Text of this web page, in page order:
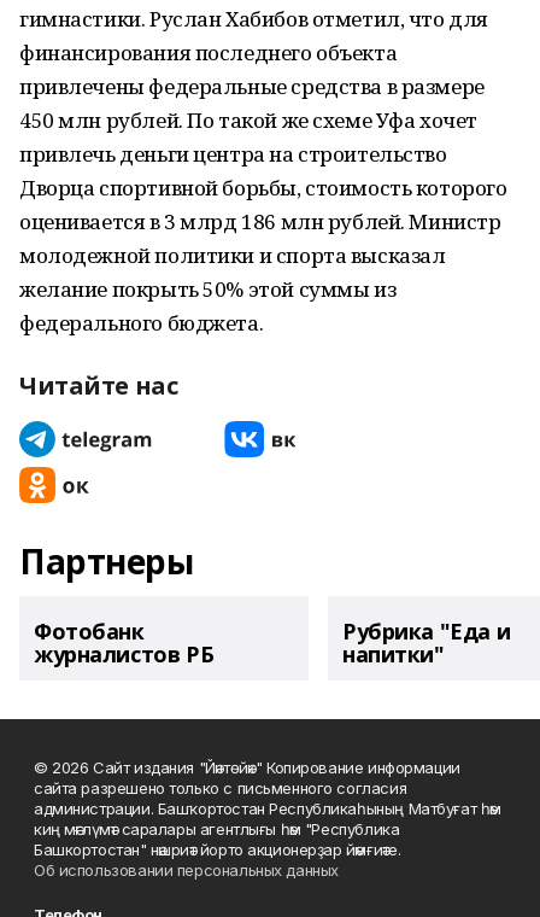
гимнастики. Руслан Хабибов отметил, что для
финансирования последнего объекта
привлечены федеральные средства в размере
450 млн рублей. По такой же схеме Уфа хочет
привлечь деньги центра на строительство
Дворца спортивной борьбы, стоимость которого
оценивается в 3 млрд 186 млн рублей. Министр
молодежной политики и спорта высказал
желание покрыть 50% этой суммы из
федерального бюджета.
Читайте нас
Партнеры
Фотобанк
журналистов РБ
Рубрика "Еда и
напитки"
© 2026 Сайт издания "Йәнтөйәк" Копирование информации
сайта разрешено только с письменного согласия
администрации. Башҡортостан Республикаһының Матбуғат һәм
киң мәғлүмәт саралары агентлығы һәм "Республика
Башкортостан" нәшриәт йорто акционерҙар йәмғиәте.
Об использовании персональных данных